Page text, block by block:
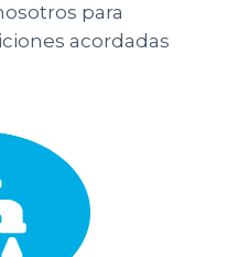
para
acordadas